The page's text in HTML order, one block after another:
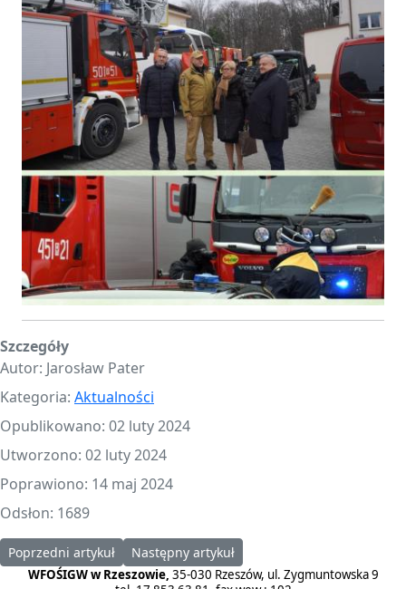
Szczegóły
Autor: Jarosław Pater
Kategoria: Aktualności
Opublikowano: 02 luty 2024
Utworzono: 02 luty 2024
Poprawiono: 14 maj 2024
Odsłon: 1689
Poprzedni artykuł: W siedzibie WFOŚiGW w Rzeszowie
Poprzedni artykuł Następny artykuł: Musimy dbać o wodę.
Następny artykuł
WFOŚIGW w Rzeszowie, 35-030 Rzeszów, ul. Zygmuntowska 9